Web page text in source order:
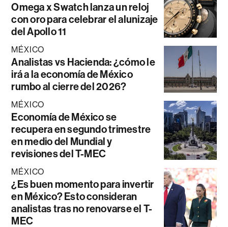
Omega x Swatch lanza un reloj
con oro para celebrar el alunizaje
del Apollo 11
MÉXICO
Analistas vs Hacienda: ¿cómo le
irá a la economía de México
rumbo al cierre del 2026?
MÉXICO
Economía de México se
recupera en segundo trimestre
en medio del Mundial y
revisiones del T-MEC
MÉXICO
¿Es buen momento para invertir
en México? Esto consideran
analistas tras no renovarse el T-
MEC